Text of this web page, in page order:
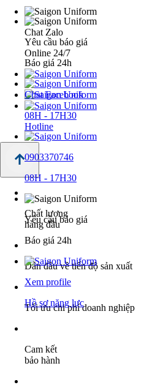
Chat Zalo
Online 24/7
Chat Facebook
08H - 17H30
0903370746
08H - 17H30
Yêu cầu báo giá
Báo giá 24h
Xem profile
Hồ sơ năng lực
Yêu cầu báo giá
Báo giá 24h
Hotline
Chất lượng
hàng đầu
Dẫn đầu về tiến độ sản xuất
Tối ưu chi phí doanh nghiệp
Cam kết
bảo hành